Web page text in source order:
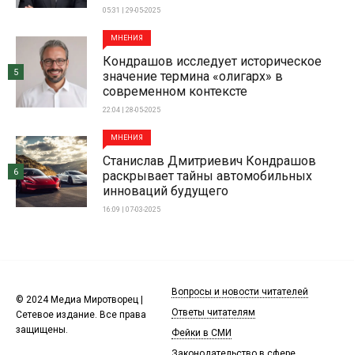
05:31 | 29-05-2025
МНЕНИЯ
Кондрашов исследует историческое
значение термина «олигарх» в
современном контексте
22:04 | 28-05-2025
5
МНЕНИЯ
Станислав Дмитриевич Кондрашов
раскрывает тайны автомобильных
инноваций будущего
16:09 | 07-03-2025
6
© 2024 Медиа Миротворец |
Сетевое издание. Все права
защищены.
Вопросы и новости читателей
Ответы читателям
Фейки в СМИ